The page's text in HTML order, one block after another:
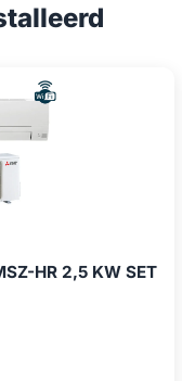
HR 2,5 KW SET